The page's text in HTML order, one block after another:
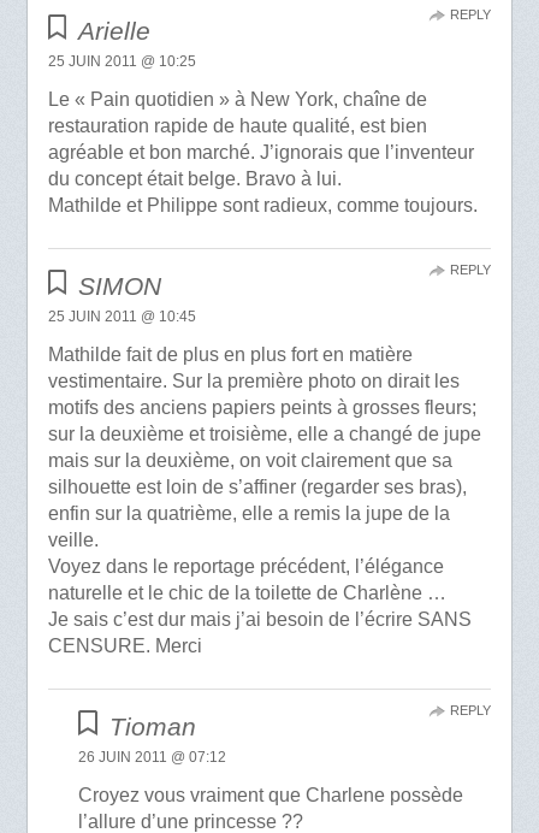
Arielle
25 JUIN 2011 @ 10:25
Le « Pain quotidien » à New York, chaîne de
restauration rapide de haute qualité, est bien
agréable et bon marché. J’ignorais que l’inventeur
du concept était belge. Bravo à lui.
Mathilde et Philippe sont radieux, comme toujours.
REPLY
SIMON
25 JUIN 2011 @ 10:45
Mathilde fait de plus en plus fort en matière
vestimentaire. Sur la première photo on dirait les
motifs des anciens papiers peints à grosses fleurs;
sur la deuxième et troisième, elle a changé de jupe
mais sur la deuxième, on voit clairement que sa
silhouette est loin de s’affiner (regarder ses bras),
enfin sur la quatrième, elle a remis la jupe de la
veille.
Voyez dans le reportage précédent, l’élégance
naturelle et le chic de la toilette de Charlène …
Je sais c’est dur mais j’ai besoin de l’écrire SANS
CENSURE. Merci
REPLY
Tioman
26 JUIN 2011 @ 07:12
Croyez vous vraiment que Charlene possède
l’allure d’une princesse ??
REPLY